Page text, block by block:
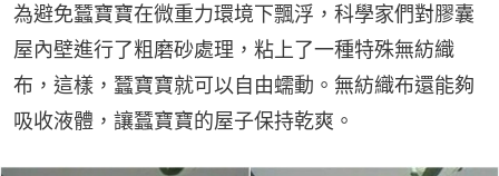
為避免蠶寶寶在微重力環境下飄浮，科學家們對膠囊
屋內壁進行了粗磨砂處理，粘上了一種特殊無紡織
布，這樣，蠶寶寶就可以自由蠕動。無紡織布還能夠
吸收液體，讓蠶寶寶的屋子保持乾爽。